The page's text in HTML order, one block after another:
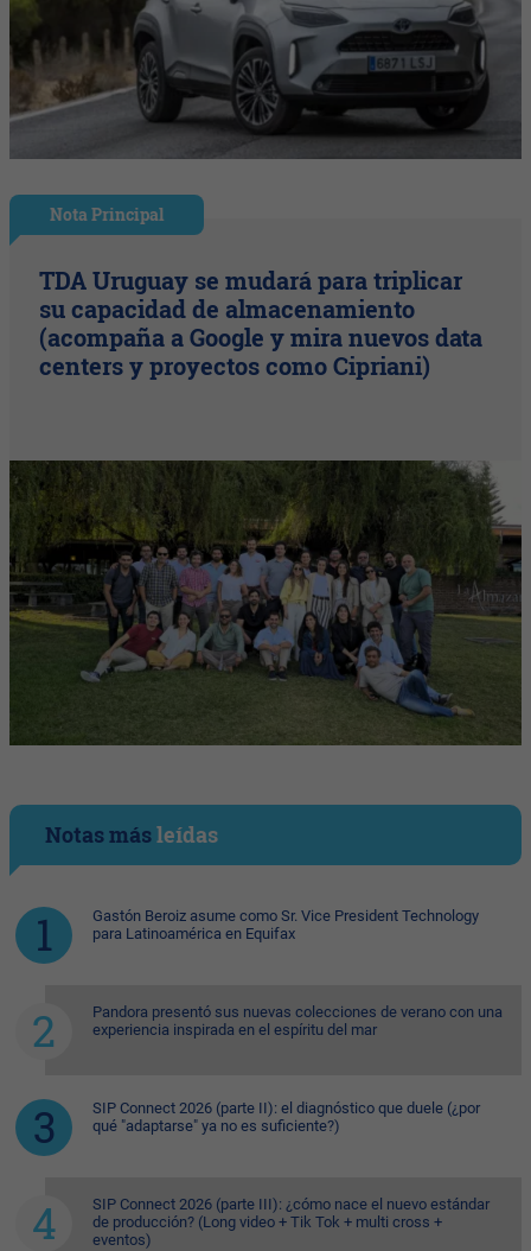
Nota Principal
TDA Uruguay se mudará para triplicar
su capacidad de almacenamiento
(acompaña a Google y mira nuevos data
centers y proyectos como Cipriani)
Notas másleídas
Gastón Beroiz asume como Sr. Vice President Technology
para Latinoamérica en Equifax
Pandora presentó sus nuevas colecciones de verano con una
experiencia inspirada en el espíritu del mar
SIP Connect 2026 (parte II): el diagnóstico que duele (¿por
qué "adaptarse" ya no es suficiente?)
SIP Connect 2026 (parte III): ¿cómo nace el nuevo estándar
de producción? (Long video + Tik Tok + multi cross +
eventos)